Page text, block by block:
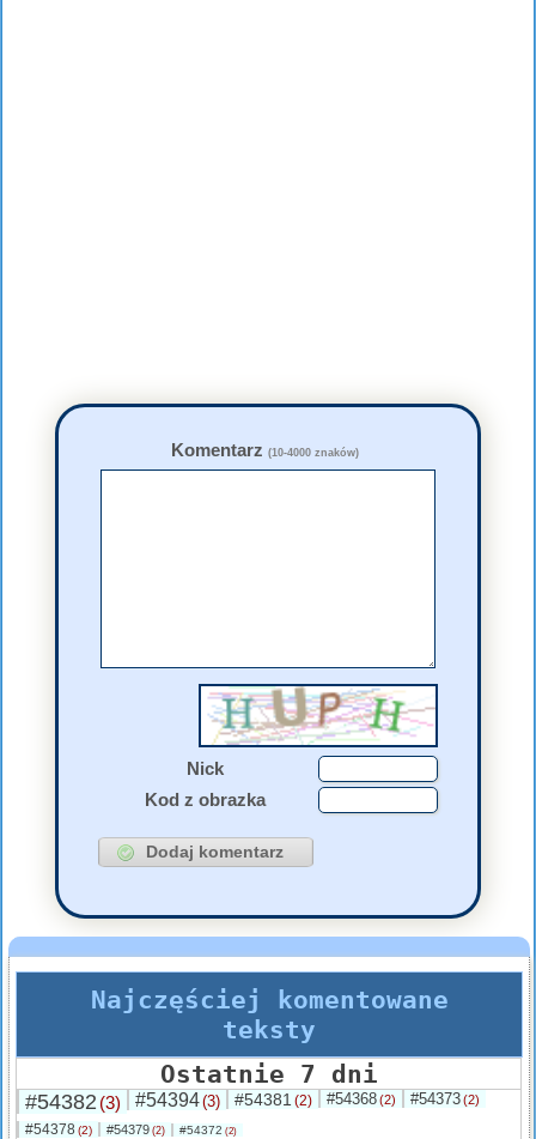
Komentarz (10-4000 znaków)
Nick
Kod z obrazka
Najczęściej komentowane
teksty
Ostatnie 7 dni
#54382 (3) #54394(3) #54381 (2) #54368(2) #54373(2)
#54378 (2) #54379 (2) #54372 (2)